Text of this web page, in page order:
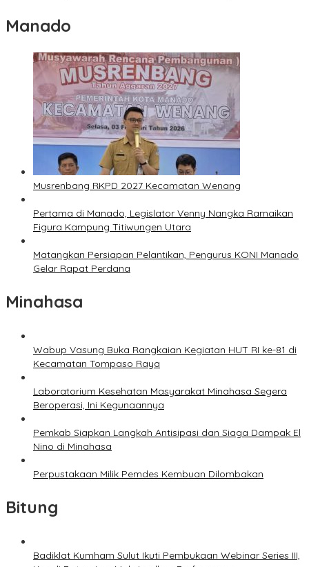
Manado
Musrenbang RKPD 2027 Kecamatan Wenang
Pertama di Manado, Legislator Venny Nangka Ramaikan
Figura Kampung Titiwungen Utara
Matangkan Persiapan Pelantikan, Pengurus KONI Manado
Gelar Rapat Perdana
Minahasa
Wabup Vasung Buka Rangkaian Kegiatan HUT RI ke-81 di
Kecamatan Tompaso Raya
Laboratorium Kesehatan Masyarakat Minahasa Segera
Beroperasi, Ini Kegunaannya
Pemkab Siapkan Langkah Antisipasi dan Siaga Dampak El
Nino di Minahasa
Perpustakaan Milik Pemdes Kembuan Dilombakan
Bitung
Badiklat Kumham Sulut Ikuti Pembukaan Webinar Series III,